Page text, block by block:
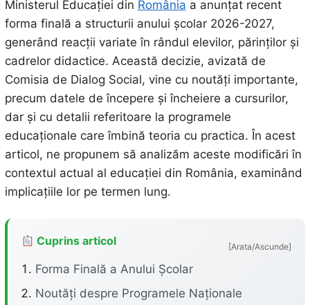
Ministerul Educației din România a anunțat recent
forma finală a structurii anului școlar 2026-2027,
generând reacții variate în rândul elevilor, părinților și
cadrelor didactice. Această decizie, avizată de
Comisia de Dialog Social, vine cu noutăți importante,
precum datele de începere și încheiere a cursurilor,
dar și cu detalii referitoare la programele
educaționale care îmbină teoria cu practica. În acest
articol, ne propunem să analizăm aceste modificări în
contextul actual al educației din România, examinând
implicațiile lor pe termen lung.
Cuprins articol [Arata/Ascunde]
Forma Finală a Anului Școlar
Noutăți despre Programele Naționale